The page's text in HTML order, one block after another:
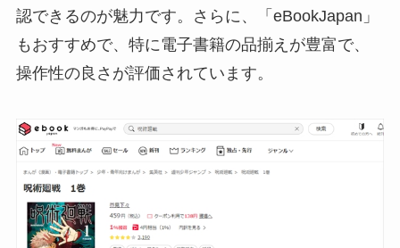
認できるのが魅力です。さらに、「eBookJapan」
もおすすめで、特に電子書籍の品揃えが豊富で、
操作性の良さが評価されています。